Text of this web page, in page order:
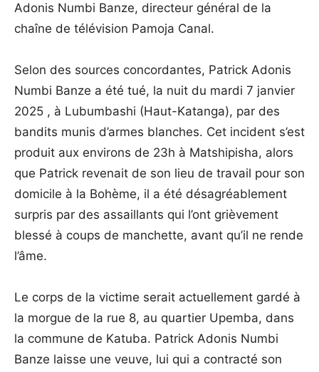
Adonis Numbi Banze, directeur général de la
chaîne de télévision Pamoja Canal.
Selon des sources concordantes, Patrick Adonis
Numbi Banze a été tué, la nuit du mardi 7 janvier
2025 , à Lubumbashi (Haut-Katanga), par des
bandits munis d’armes blanches. Cet incident s’est
produit aux environs de 23h à Matshipisha, alors
que Patrick revenait de son lieu de travail pour son
domicile à la Bohème, il a été désagréablement
surpris par des assaillants qui l’ont grièvement
blessé à coups de manchette, avant qu’il ne rende
l’âme.
Le corps de la victime serait actuellement gardé à
la morgue de la rue 8, au quartier Upemba, dans
la commune de Katuba. Patrick Adonis Numbi
Banze laisse une veuve, lui qui a contracté son